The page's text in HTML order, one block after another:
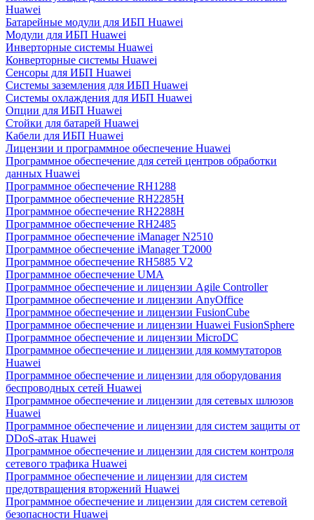
Huawei
Батарейные модули для ИБП Huawei
Модули для ИБП Huawei
Инверторные системы Huawei
Конверторные системы Huawei
Сенсоры для ИБП Huawei
Системы заземления для ИБП Huawei
Системы охлаждения для ИБП Huawei
Опции для ИБП Huawei
Стойки для батарей Huawei
Кабели для ИБП Huawei
Лицензии и программное обеспечение Huawei
Программное обеспечение для сетей центров обработки
данных Huawei
Программное обеспечение RH1288
Программное обеспечение RH2285H
Программное обеспечение RH2288H
Программное обеспечение RH2485
Программное обеспечение iManager N2510
Программное обеспечение iManager T2000
Программное обеспечение RH5885 V2
Программное обеспечение UMA
Программное обеспечение и лицензии Agile Controller
Программное обеспечение и лицензии AnyOffice
Программное обеспечение и лицензии FusionCube
Программное обеспечение и лицензии Huawei FusionSphere
Программное обеспечение и лицензии MicroDC
Программное обеспечение и лицензии для коммутаторов
Huawei
Программное обеспечение и лицензии для оборудования
беспроводных сетей Huawei
Программное обеспечение и лицензии для сетевых шлюзов
Huawei
Программное обеспечение и лицензии для систем защиты от
DDoS-атак Huawei
Программное обеспечение и лицензии для систем контроля
сетевого трафика Huawei
Программное обеспечение и лицензии для систем
предотвращения вторжений Huawei
Программное обеспечение и лицензии для систем сетевой
безопасности Huawei